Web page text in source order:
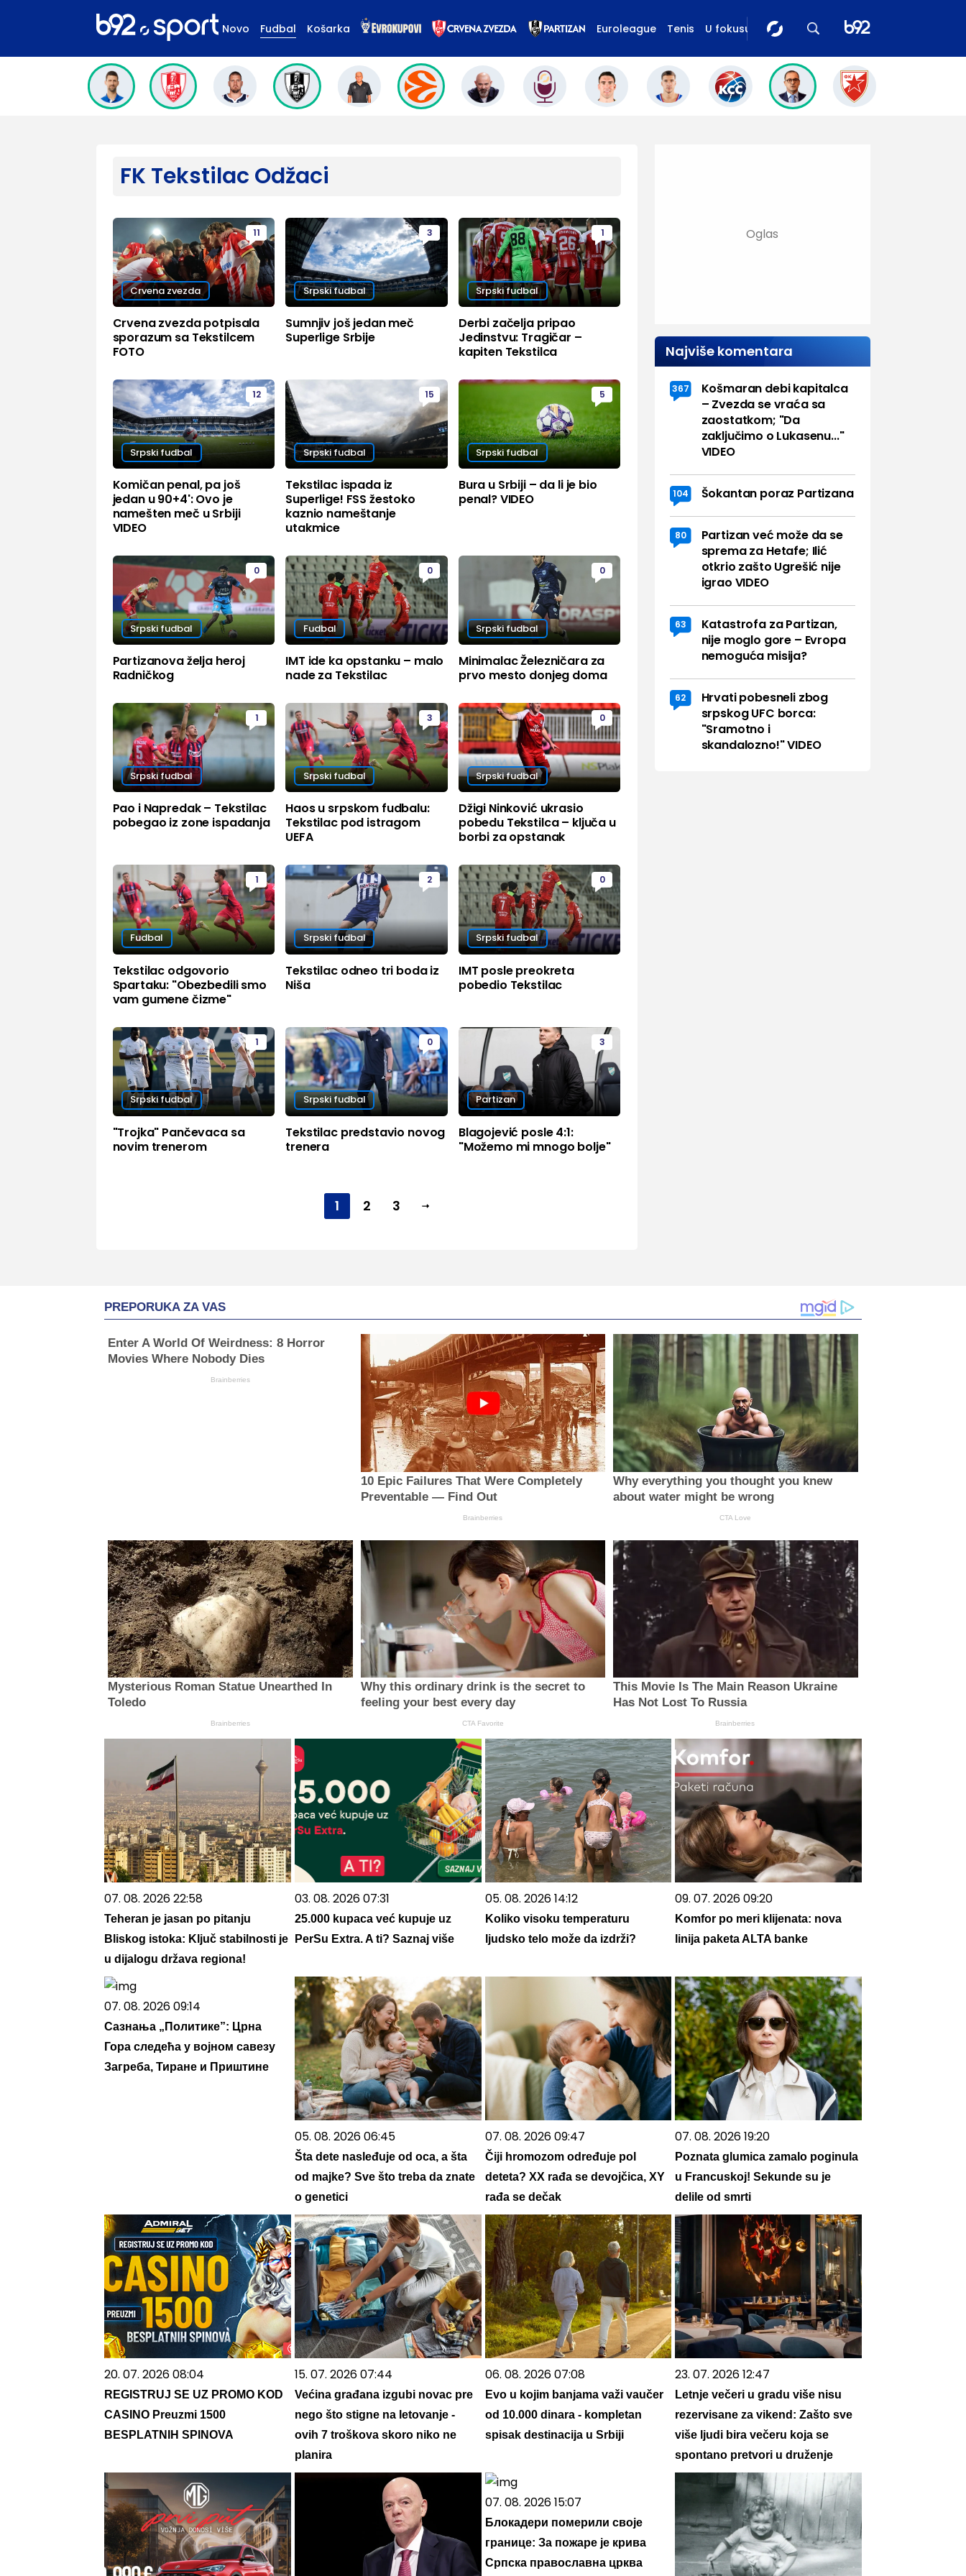
Novo Fudbal Košarka Euroleague Tenis U fokusu
FK Tekstilac Odžaci
11
Crvena zvezda
Crvena zvezda potpisala
sporazum sa Tekstilcem
FOTO
3
Srpski fudbal
Sumnjiv još jedan meč
Superlige Srbije
1
Srpski fudbal
Derbi začelja pripao
Jedinstvu: Tragičar –
kapiten Tekstilca
12
Srpski fudbal
Komičan penal, pa još
jedan u 90+4': Ovo je
namešten meč u Srbiji
VIDEO
15
Srpski fudbal
Tekstilac ispada iz
Superlige! FSS žestoko
kaznio nameštanje
utakmice
5
Srpski fudbal
Bura u Srbiji – da li je bio
penal? VIDEO
0
Srpski fudbal
Partizanova želja heroj
Radničkog
0
Fudbal
IMT ide ka opstanku – malo
nade za Tekstilac
0
Srpski fudbal
Minimalac Železničara za
prvo mesto donjeg doma
1
Srpski fudbal
Pao i Napredak – Tekstilac
pobegao iz zone ispadanja
3
Srpski fudbal
Haos u srpskom fudbalu:
Tekstilac pod istragom
UEFA
0
Srpski fudbal
Džigi Ninković ukrasio
pobedu Tekstilca – ključa u
borbi za opstanak
1
Fudbal
Tekstilac odgovorio
Spartaku: "Obezbedili smo
vam gumene čizme"
2
Srpski fudbal
Tekstilac odneo tri boda iz
Niša
0
Srpski fudbal
IMT posle preokreta
pobedio Tekstilac
1
Srpski fudbal
"Trojka" Pančevaca sa
novim trenerom
0
Srpski fudbal
Tekstilac predstavio novog
trenera
3
Partizan
Blagojević posle 4:1:
"Možemo mi mnogo bolje"
1 2 3
Najviše komentara
367
Košmaran debi kapitalca
– Zvezda se vraća sa
zaostatkom; "Da
zaključimo o Lukasenu..."
VIDEO
104 Šokantan poraz Partizana
80
Partizan već može da se
sprema za Hetafe; Ilić
otkrio zašto Ugrešić nije
igrao VIDEO
63
Katastrofa za Partizan,
nije moglo gore – Evropa
nemoguća misija?
62
Hrvati pobesneli zbog
srpskog UFC borca:
"Sramotno i
skandalozno!" VIDEO
PREPORUKA ZA VAS
Enter A World Of Weirdness: 8 Horror
Movies Where Nobody Dies
Brainberries
10 Epic Failures That Were Completely
Preventable — Find Out
Brainberries
Why everything you thought you knew
about water might be wrong
CTA Love
Mysterious Roman Statue Unearthed In
Toledo
Brainberries
Why this ordinary drink is the secret to
feeling your best every day
CTA Favorite
This Movie Is The Main Reason Ukraine
Has Not Lost To Russia
Brainberries
07. 08. 2026 22:58
Teheran je jasan po pitanju
Bliskog istoka: Ključ stabilnosti je
u dijalogu država regiona!
03. 08. 2026 07:31
25.000 kupaca već kupuje uz
PerSu Extra. A ti? Saznaj više
05. 08. 2026 14:12
Koliko visoku temperaturu
ljudsko telo može da izdrži?
09. 07. 2026 09:20
Komfor po meri klijenata: nova
linija paketa ALTA banke
07. 08. 2026 09:14
Сазнања „Политике”: Црна
Гора следећа у војном савезу
Загреба, Тиране и Приштине
05. 08. 2026 06:45
Šta dete nasleđuje od oca, a šta
od majke? Sve što treba da znate
o genetici
07. 08. 2026 09:47
Čiji hromozom određuje pol
deteta? XX rađa se devojčica, XY
rađa se dečak
07. 08. 2026 19:20
Poznata glumica zamalo poginula
u Francuskoj! Sekunde su je
delile od smrti
20. 07. 2026 08:04
REGISTRUJ SE UZ PROMO KOD
CASINO Preuzmi 1500
BESPLATNIH SPINOVA
15. 07. 2026 07:44
Većina građana izgubi novac pre
nego što stigne na letovanje -
ovih 7 troškova skoro niko ne
planira
06. 08. 2026 07:08
Evo u kojim banjama važi vaučer
od 10.000 dinara - kompletan
spisak destinacija u Srbiji
23. 07. 2026 12:47
Letnje večeri u gradu više nisu
rezervisane za vikend: Zašto sve
više ljudi bira večeru koja se
spontano pretvori u druženje
07. 08. 2026 15:07
Блокадери померили своје
границе: За пожаре је крива
Српска православна црква